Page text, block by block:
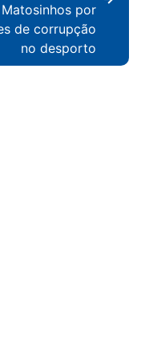
por
de corrupção
no desporto